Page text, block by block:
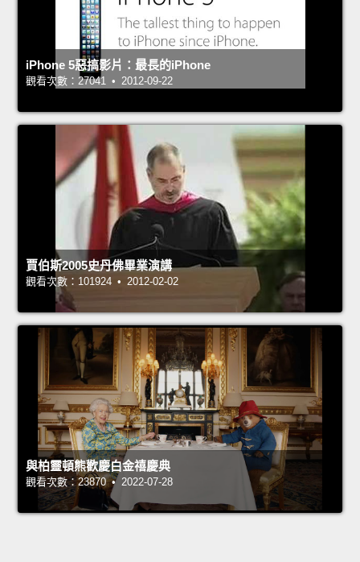
iPhone 5惡搞影片：最長的iPhone
觀看次數：27041 • 2012-09-22
賈伯斯2005史丹佛畢業演講
觀看次數：101924 • 2012-02-02
與柏靈頓熊歡慶白金禧慶典
觀看次數：23870 • 2022-07-28